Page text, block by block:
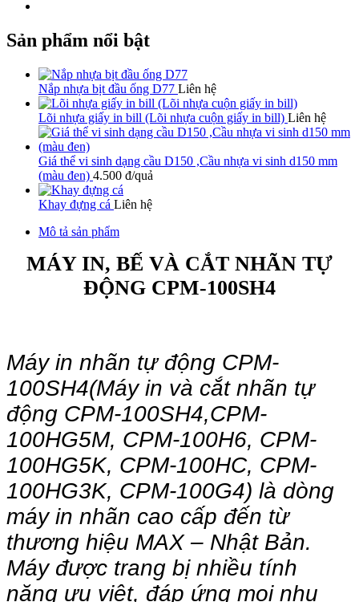
Sản phẩm nổi bật
Nắp nhựa bịt đầu ống D77 Liên hệ
Lõi nhựa giấy in bill (Lõi nhựa cuộn giấy in bill) Liên hệ
Giá thể vi sinh dạng cầu D150 ,Cầu nhựa vi sinh d150 mm
(màu đen) 4.500 đ/quả
Khay đựng cá Liên hệ
Mô tả sản phẩm
MÁY IN, BẾ VÀ CẮT NHÃN TỰ
ĐỘNG CPM-100SH4
Máy in nhãn tự động CPM-
100SH4(Máy in và cắt nhãn tự
động CPM-100SH4,CPM-
100HG5M, CPM-100H6, CPM-
100HG5K, CPM-100HC, CPM-
100HG3K, CPM-100G4) là dòng
máy in nhãn cao cấp đến từ
thương hiệu MAX – Nhật Bản.
Máy được trang bị nhiều tính
năng ưu việt, đáp ứng mọi nhu